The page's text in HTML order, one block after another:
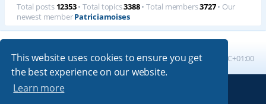
This website uses cookies to ensure you get
the best experience on our website.
Learn more
Total posts 12353• Total topics3388• Total members3727• Our
newest memberPatriciamoises
Board index All times are UTC+01:00